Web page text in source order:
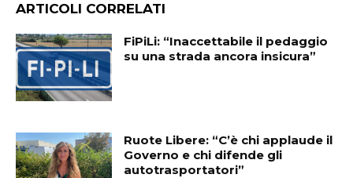
ARTICOLI CORRELATI
FiPiLi: “Inaccettabile il pedaggio
su una strada ancora insicura”
Ruote Libere: “C’è chi applaude il
Governo e chi difende gli
autotrasportatori”